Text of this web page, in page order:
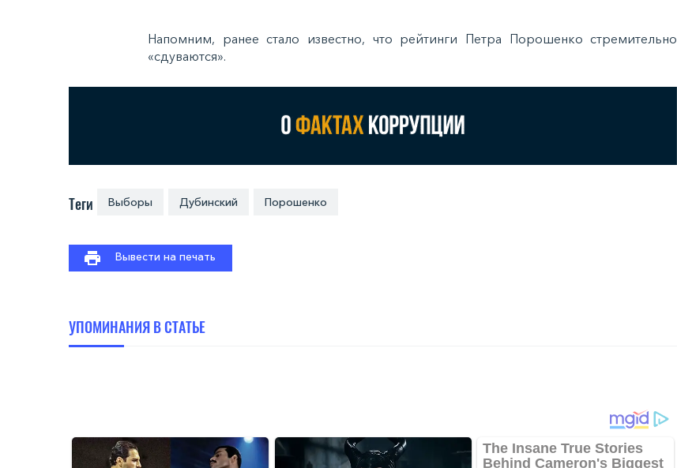
Напомним, ранее стало известно, что рейтинги Петра Порошенко стремительно
«сдуваются».
Теги Выборы Дубинский Порошенко
Вывести на печать
УПОМИНАНИЯ В СТАТЬЕ